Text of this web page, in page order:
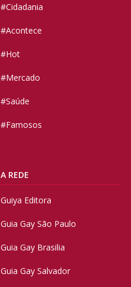
#Cidadania
#Acontece
#Hot
#Mercado
#Saúde
#Famosos
A REDE
Guiya Editora
Guia Gay São Paulo
Guia Gay Brasilia
Guia Gay Salvador